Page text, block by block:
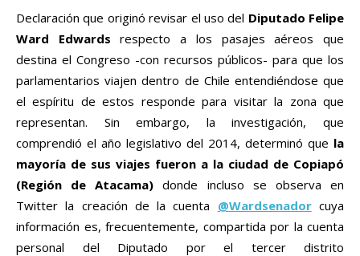
Declaración que originó revisar el uso del Diputado Felipe
Ward Edwards respecto a los pasajes aéreos que
destina el Congreso -con recursos públicos- para que los
parlamentarios viajen dentro de Chile entendiéndose que
el espíritu de estos responde para visitar la zona que
representan. Sin embargo, la investigación, que
comprendió el año legislativo del 2014, determinó que la
mayoría de sus viajes fueron a la ciudad de Copiapó
(Región de Atacama) donde incluso se observa en
Twitter la creación de la cuenta @Wardsenadorcuya
información es, frecuentemente, compartida por la cuenta
personal del Diputado por el tercer distrito